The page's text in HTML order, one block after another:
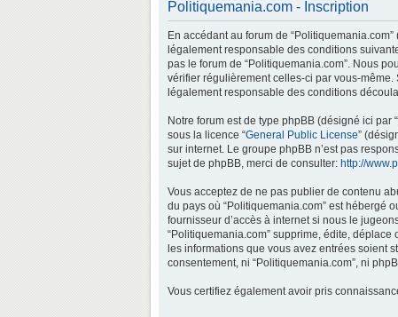
Politiquemania.com - Inscription
En accédant au forum de “Politiquemania.com”
légalement responsable des conditions
pas le forum de “Politiquemania.com”. Nous
vérifier régulièrement celles-ci par vous-même.
légalement responsable des conditions
Notre forum est de type phpBB (désigné ici par
sous la licence “General Public License”
sur internet. Le groupe phpBB n’est pas
sujet de phpBB, merci de consulter: http://
Vous acceptez de ne pas publier de contenu
du pays où “Politiquemania.com” est hébergé
fournisseur d’accès à internet si nous le
“Politiquemania.com” supprime, édite,
les informations que vous avez entrées soient
consentement, ni “Politiquemania.com”, ni
Vous certifiez également avoir pris